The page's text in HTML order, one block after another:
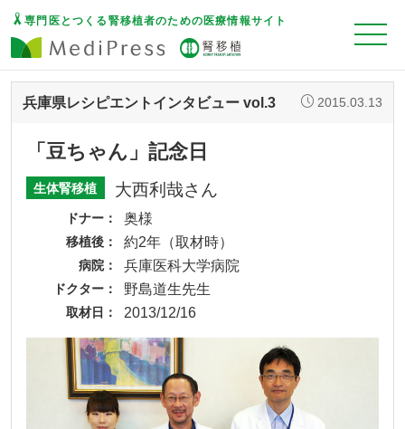
専門医とつくる腎移植者のための医療情報サイト
兵庫県レシピエントインタビュー vol.3 2015.03.13
「豆ちゃん」記念日
生体腎移植 大西利哉さん
ドナー 奥様
移植後 約2年（取材時）
病院 兵庫医科大学病院
ドクター 野島道生先生
取材日 2013/12/16